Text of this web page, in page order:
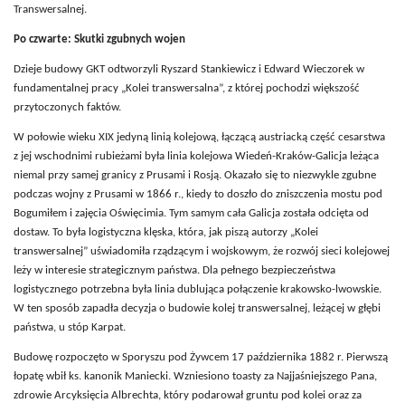
Transwersalnej.
Po czwarte: Skutki zgubnych wojen
Dzieje budowy GKT odtworzyli Ryszard Stankiewicz i Edward Wieczorek w
fundamentalnej pracy „Kolei transwersalna”, z której pochodzi większość
przytoczonych faktów.
W połowie wieku XIX jedyną linią kolejową, łączącą austriacką część cesarstwa
z jej wschodnimi rubieżami była linia kolejowa Wiedeń-Kraków-Galicja leżąca
niemal przy samej granicy z Prusami i Rosją. Okazało się to niezwykle zgubne
podczas wojny z Prusami w 1866 r., kiedy to doszło do zniszczenia mostu pod
Bogumiłem i zajęcia Oświęcimia. Tym samym cała Galicja została odcięta od
dostaw. To była logistyczna klęska, która, jak piszą autorzy „Kolei
transwersalnej” uświadomiła rządzącym i wojskowym, że rozwój sieci kolejowej
leży w interesie strategicznym państwa. Dla pełnego bezpieczeństwa
logistycznego potrzebna była linia dublująca połączenie krakowsko-lwowskie.
W ten sposób zapadła decyzja o budowie kolej transwersalnej, leżącej w głębi
państwa, u stóp Karpat.
Budowę rozpoczęto w Sporyszu pod Żywcem 17 października 1882 r. Pierwszą
łopatę wbił ks. kanonik Maniecki. Wzniesiono toasty za Najjaśniejszego Pana,
zdrowie Arcyksięcia Albrechta, który podarował gruntu pod kolei oraz za